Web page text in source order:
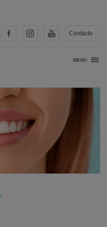
Contacto
MENU
de estética